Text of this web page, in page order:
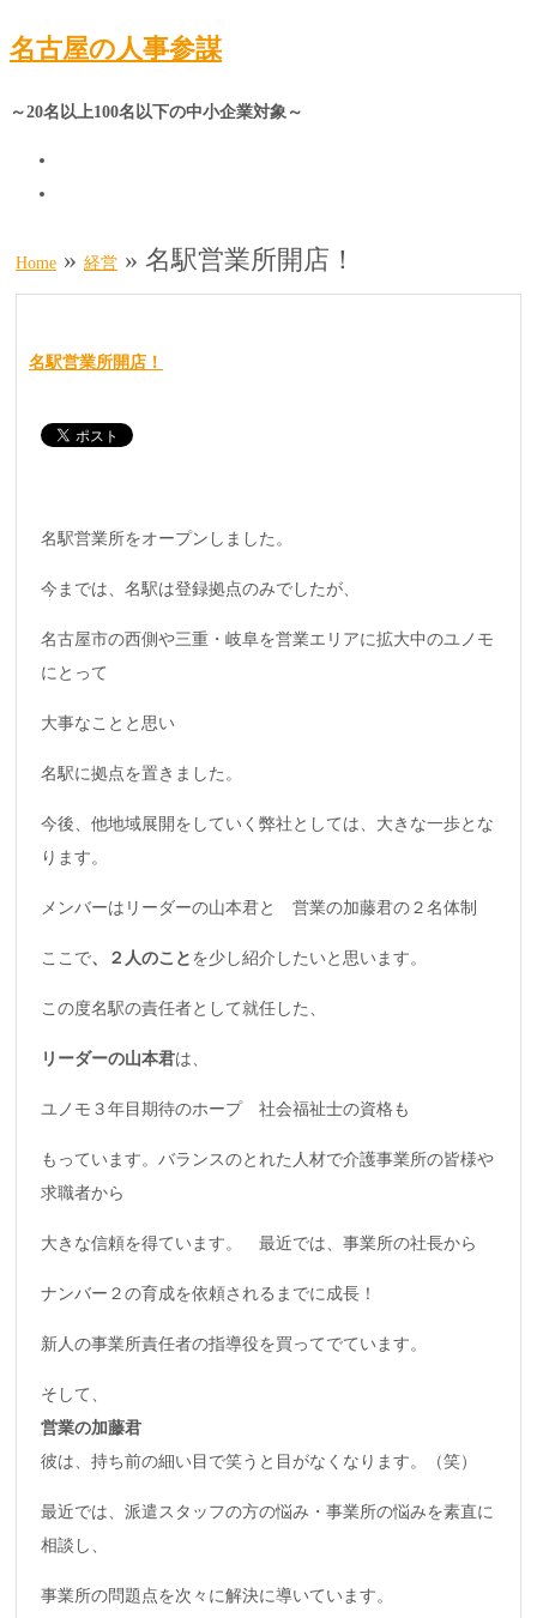
名古屋の人事参謀
～20名以上100名以下の中小企業対象～
Home » 経営 » 名駅営業所開店！
名駅営業所開店！
名駅営業所をオープンしました。
今までは、名駅は登録拠点のみでしたが、
名古屋市の西側や三重・岐阜を営業エリアに拡大中のユノモ
にとって
大事なことと思い
名駅に拠点を置きました。
今後、他地域展開をしていく弊社としては、大きな一歩とな
ります。
メンバーはリーダーの山本君と 営業の加藤君の２名体制
ここで、２人のこと を少し紹介したいと思います。
この度名駅の責任者として就任した、
リーダーの山本君は、
ユノモ３年目期待のホープ 社会福祉士の資格も
もっています。バランスのとれた人材で介護事業所の皆様や
求職者から
大きな信頼を得ています。 最近では、事業所の社長から
ナンバー２の育成を依頼されるまでに成長！
新人の事業所責任者の指導役を買ってでています。
そして、
営業の加藤君
彼は、持ち前の細い目で笑うと目がなくなります。（笑）
最近では、派遣スタッフの方の悩み・事業所の悩みを素直に
相談し、
事業所の問題点を次々に解決に導いています。